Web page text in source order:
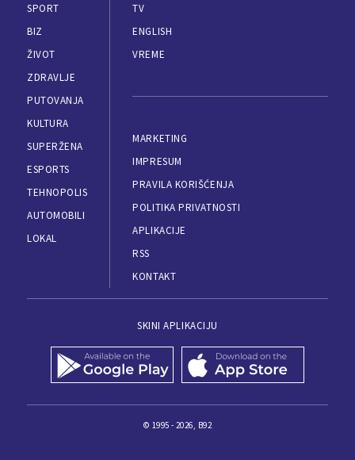
SPORT
BIZ
ŽIVOT
ZDRAVLJE
PUTOVANJA
KULTURA
SUPERŽENA
ESPORTS
TEHNOPOLIS
AUTOMOBILI
LOKAL
TV
ENGLISH
VREME
MARKETING
IMPRESUM
PRAVILA KORIŠĆENJA
POLITIKA PRIVATNOSTI
APLIKACIJE
RSS
KONTAKT
SKINI APLIKACIJU
© 1995 - 2026, B92